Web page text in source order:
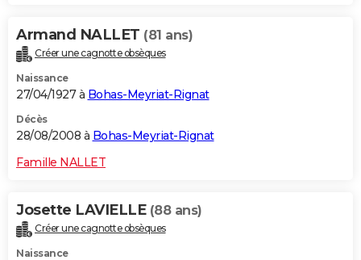
Armand NALLET (81 ans)
Créer une cagnotte obsèques
Naissance
27/04/1927 à Bohas-Meyriat-Rignat
Décès
28/08/2008 à Bohas-Meyriat-Rignat
Famille NALLET
Josette LAVIELLE (88 ans)
Créer une cagnotte obsèques
Naissance